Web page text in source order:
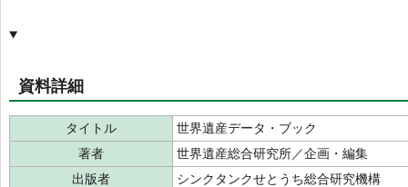
資料詳細
タイトル
世界遺産データ・ブック
著者
世界遺産総合研究所／企画・編集
出版者
シンクタンクせとうち総合研究機構